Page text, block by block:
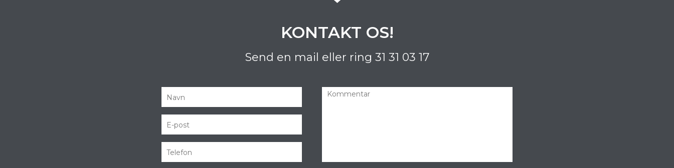
KONTAKT OS!
Send en mail eller ring 31 31 03 17